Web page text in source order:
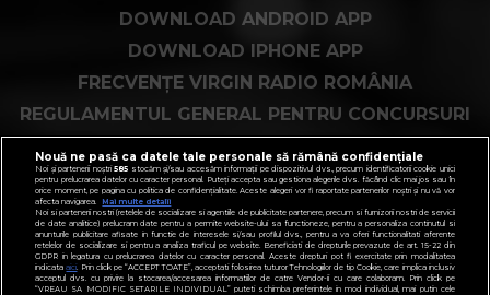
DOWNLOAD ANDROID APP
DOWNLOAD IPHONE APP
FRECVENȚE VIRGIN RADIO ROMÂNIA
REGULAMENTUL GENERAL PENTRU CONCURSURI
Nouă ne pasă ca datele tale personale să rămână confidențiale
Noi și partenerii noștri585 stocăm și/sau accesăm informații pe dispozitivul dvs., precum identificatorii cookie unici
pentru prelucrarea datelor cu caracter personal. Puteți accepta sau gestiona alegerile dvs. făcând clic mai jos sau în
orice moment, pe pagina cu politica de confidențialitate. Aceste alegeri vor fi raportate partenerilor noștri și nu vă vor
afecta navigarea.
Mai multe detalii
Noi si partenerii nostri (retelele de socializare si agentiile de publicitate partenere, precum si furnizorii nostri de servicii
de date analitice) prelucram date pentru a permite website-ului sa functioneze, pentru a personaliza continutul si
anunturile publicitare afisate in functie de interesele si/sau profilul dvs., pentru a va oferi functionalitati aferente
retelelor de socializare si pentru a analiza traficul pe website. Beneficiati de drepturile prevazute de art. 15-22 din
GDPR in legatura cu prelucrarea datelor cu caracter personal. Aceste drepturi pot fi exercitate prin modalitatea
indicataaici. Prin click pe “ACCEPT TOATE”, acceptati folosirea tuturor Tehnologiilor de tip Cookie, care implica inclusiv
acceptul dvs. cu privire la stocarea/accesarea informatiilor de catre Vendor-ii cu care colaboram. Prin click pe
“VREAU SA MODIFIC SETARILE INDIVIDUAL” puteti schimba preferintele in mod individual, mai putin cele